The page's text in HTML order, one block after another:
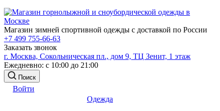
Магазин зимней спортивной одежды с доставкой по России
+7 499 755-66-63
Заказать звонок
г. Москва, Сокольническая пл., дом 9, ТЦ Зенит, 1 этаж
Ежедневно: с 10:00 до 21:00
Поиск
Войти
Одежда